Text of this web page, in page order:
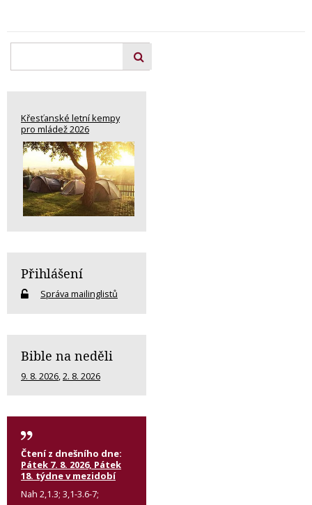
Křesťanské letní kempy
pro mládež 2026
Přihlášení
Správa mailinglistů
Bible na neděli
9. 8. 2026,2. 8. 2026
Čtení z dnešního dne:
Pátek 7. 8. 2026, Pátek
18. týdne v mezidobí
Nah 2,1.3; 3,1-3.6-7;